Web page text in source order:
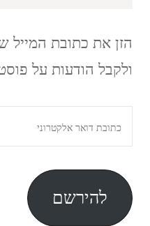
הזן את כתובת המייל
ולקבל הודעות על
דואר
אלקטרוני
להירשם